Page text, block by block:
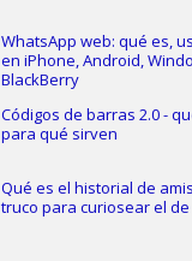
WhatsApp web: qué es,
en iPhone, Android,
BlackBerry
Códigos de barras 2.0 -
para qué sirven
Qué es el historial de
truco para curiosear el